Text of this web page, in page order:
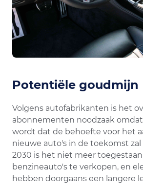
Potentiële goudmijn
Volgens autofabrikanten is het
abonnementen noodzaak
wordt dat de behoefte voor het
nieuwe auto's in de toekomst zal
2030 is het niet meer
benzineauto's te verkopen, en
hebben doorgaans een langere